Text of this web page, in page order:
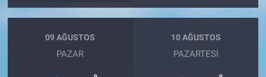
09 AĞUSTOS
PAZAR
10 AĞUSTOS
PAZARTESI